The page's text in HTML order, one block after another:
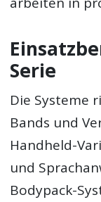
Serie
Die Systeme
Bands und
Handheld-
und
Bodypack-